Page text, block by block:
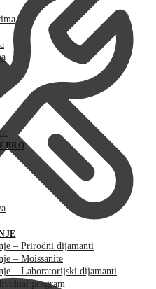
– Prirodni dijamanti
– Moissanite
– Laboratorijski dijamanti
program